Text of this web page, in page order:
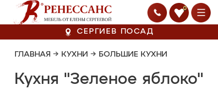
0
СЕРГИЕВ ПОСАД
ГЛАВНАЯ → КУХНИ → БОЛЬШИЕ КУХНИ
Кухня "Зеленое яблоко"